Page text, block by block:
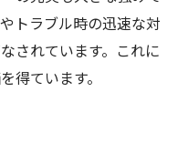
トラブル時の迅速な対
されています。これに
得ています。